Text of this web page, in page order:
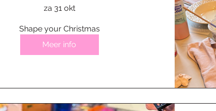
za 31 okt
Shape your Christmas
Meer info